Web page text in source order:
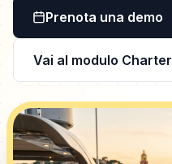
Prenota una demo
Vai al modulo Charter